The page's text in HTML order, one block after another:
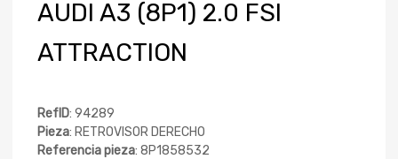
AUDI A3 (8P1) 2.0 FSI
ATTRACTION
RefID: 94289
Pieza: RETROVISOR DERECHO
Referencia pieza: 8P1858532